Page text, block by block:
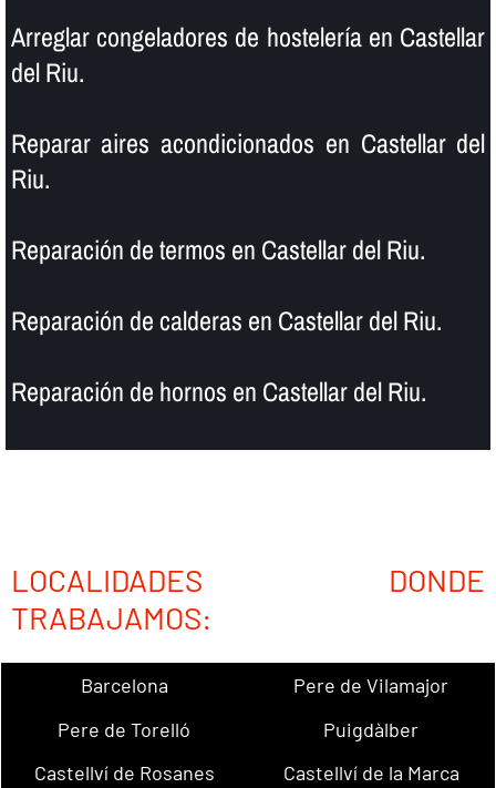
Arreglar congeladores de hostelerí­a en Castellar
del Riu.
Reparar aires acondicionados en Castellar del
Riu.
Reparación de termos en Castellar del Riu.
Reparación de calderas en Castellar del Riu.
Reparación de hornos en Castellar del Riu.
LOCALIDADES DONDE
TRABAJAMOS:
Barcelona
Pere de Vilamajor
Pere de Torelló
Puigdàlber
Castellví de Rosanes
Castellví de la Marca